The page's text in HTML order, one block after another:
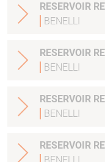
RESERVOIR
BENELLI
RESERVOIR
BENELLI
BENELLI
RESERVOIR